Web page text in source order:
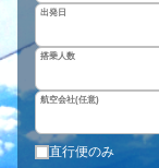
出発日
搭乗人数
航空会社(任意)
直行便のみ